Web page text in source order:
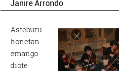
Janire Arrondo
Asteburu
honetan
emango
diote